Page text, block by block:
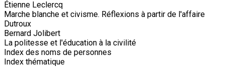
Étienne Leclercq
Marche blanche et civisme. Réflexions à partir de l'affaire
Dutroux
Bernard Jolibert
La politesse et l'éducation à la civilité
Index des noms de personnes
Index thématique